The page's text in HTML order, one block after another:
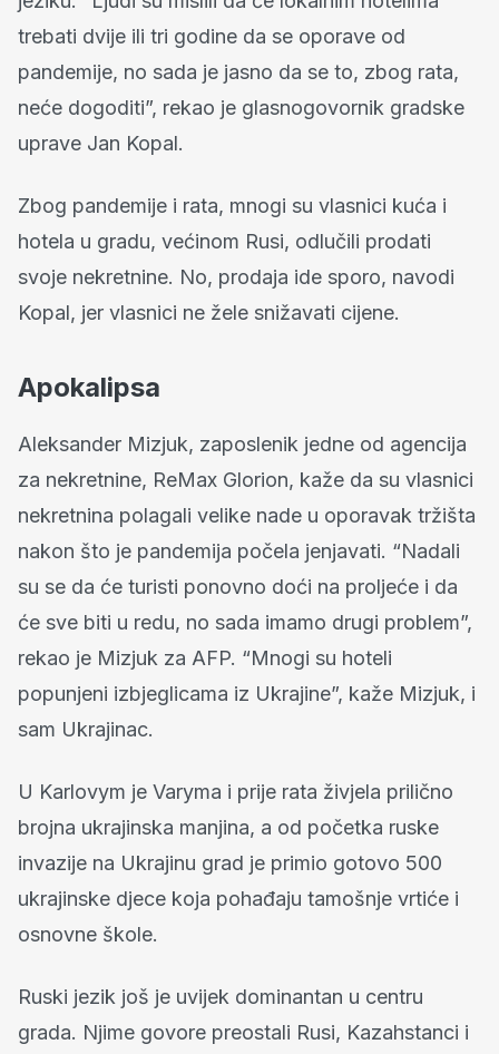
trebati dvije ili tri godine da se oporave od
pandemije, no sada je jasno da se to, zbog rata,
neće dogoditi”, rekao je glasnogovornik gradske
uprave Jan Kopal.
Zbog pandemije i rata, mnogi su vlasnici kuća i
hotela u gradu, većinom Rusi, odlučili prodati
svoje nekretnine. No, prodaja ide sporo, navodi
Kopal, jer vlasnici ne žele snižavati cijene.
Apokalipsa
Aleksander Mizjuk, zaposlenik jedne od agencija
za nekretnine, ReMax Glorion, kaže da su vlasnici
nekretnina polagali velike nade u oporavak tržišta
nakon što je pandemija počela jenjavati. “Nadali
su se da će turisti ponovno doći na proljeće i da
će sve biti u redu, no sada imamo drugi problem”,
rekao je Mizjuk za AFP. “Mnogi su hoteli
popunjeni izbjeglicama iz Ukrajine”, kaže Mizjuk, i
sam Ukrajinac.
U Karlovym je Varyma i prije rata živjela prilično
brojna ukrajinska manjina, a od početka ruske
invazije na Ukrajinu grad je primio gotovo 500
ukrajinske djece koja pohađaju tamošnje vrtiće i
osnovne škole.
Ruski jezik još je uvijek dominantan u centru
grada. Njime govore preostali Rusi, Kazahstanci i